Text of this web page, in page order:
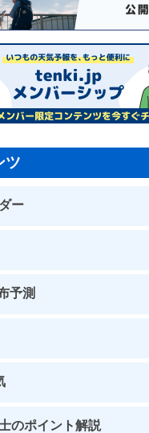
ツ
ー
予測
のポイント解説